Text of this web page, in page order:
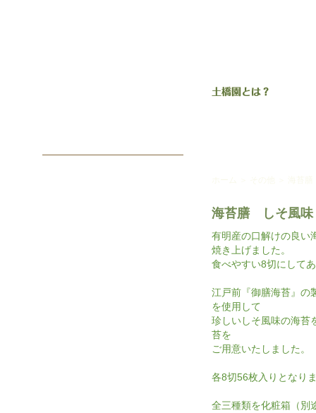
海苔膳 しそ風味
有明産の口解けの良い
焼き上げました。
食べやすい8切にして
江戸前『御膳海苔』の
を使用して
珍しいしそ風味の海苔
苔を
ご用意いたしました。
各8切56枚入りとなり
全三種類を化粧箱（別